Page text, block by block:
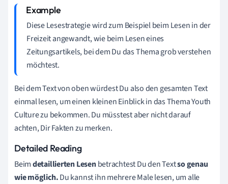
Diese Lesestrategie wird zum Beispiel beim Lesen in der
Freizeit angewandt, wie beim Lesen eines
Zeitungsartikels, bei dem Du das Thema grob verstehen
möchtest.
Bei dem Text von oben würdest Du also den gesamten Text
einmal lesen, um einen kleinen Einblick in das Thema Youth
Culture zu bekommen. Du müsstest aber nicht darauf
achten, Dir Fakten zu merken.
Detailed Reading
Beimdetaillierten Lesenbetrachtest Du den Textso genau
wie möglich.Du kannst ihn mehrere Male lesen, um alle